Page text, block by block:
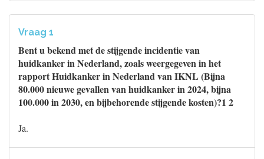
Vraag 1
Bent u bekend met de stijgende incidentie van
huidkanker in Nederland, zoals weergegeven in het
rapport Huidkanker in Nederland van IKNL (Bijna
80.000 nieuwe gevallen van huidkanker in 2024, bijna
100.000 in 2030, en bijbehorende stijgende kosten)?1 2
Ja.